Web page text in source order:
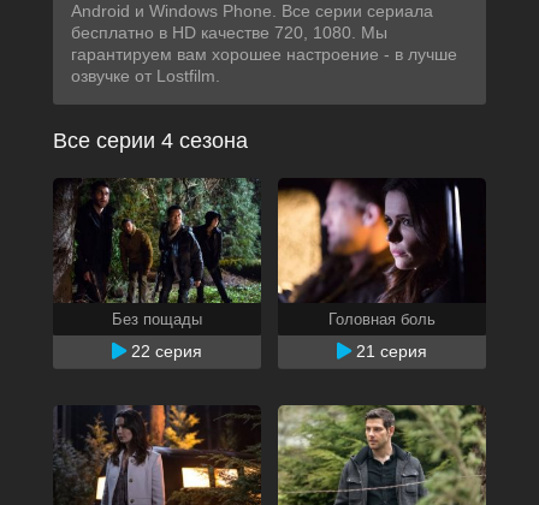
Android и Windows Phone. Все серии сериала
бесплатно в HD качестве 720, 1080. Мы
гарантируем вам хорошее настроение - в лучше
озвучке от Lostfilm.
Все серии 4 сезона
Без пощады
22 серия
Головная боль
21 серия